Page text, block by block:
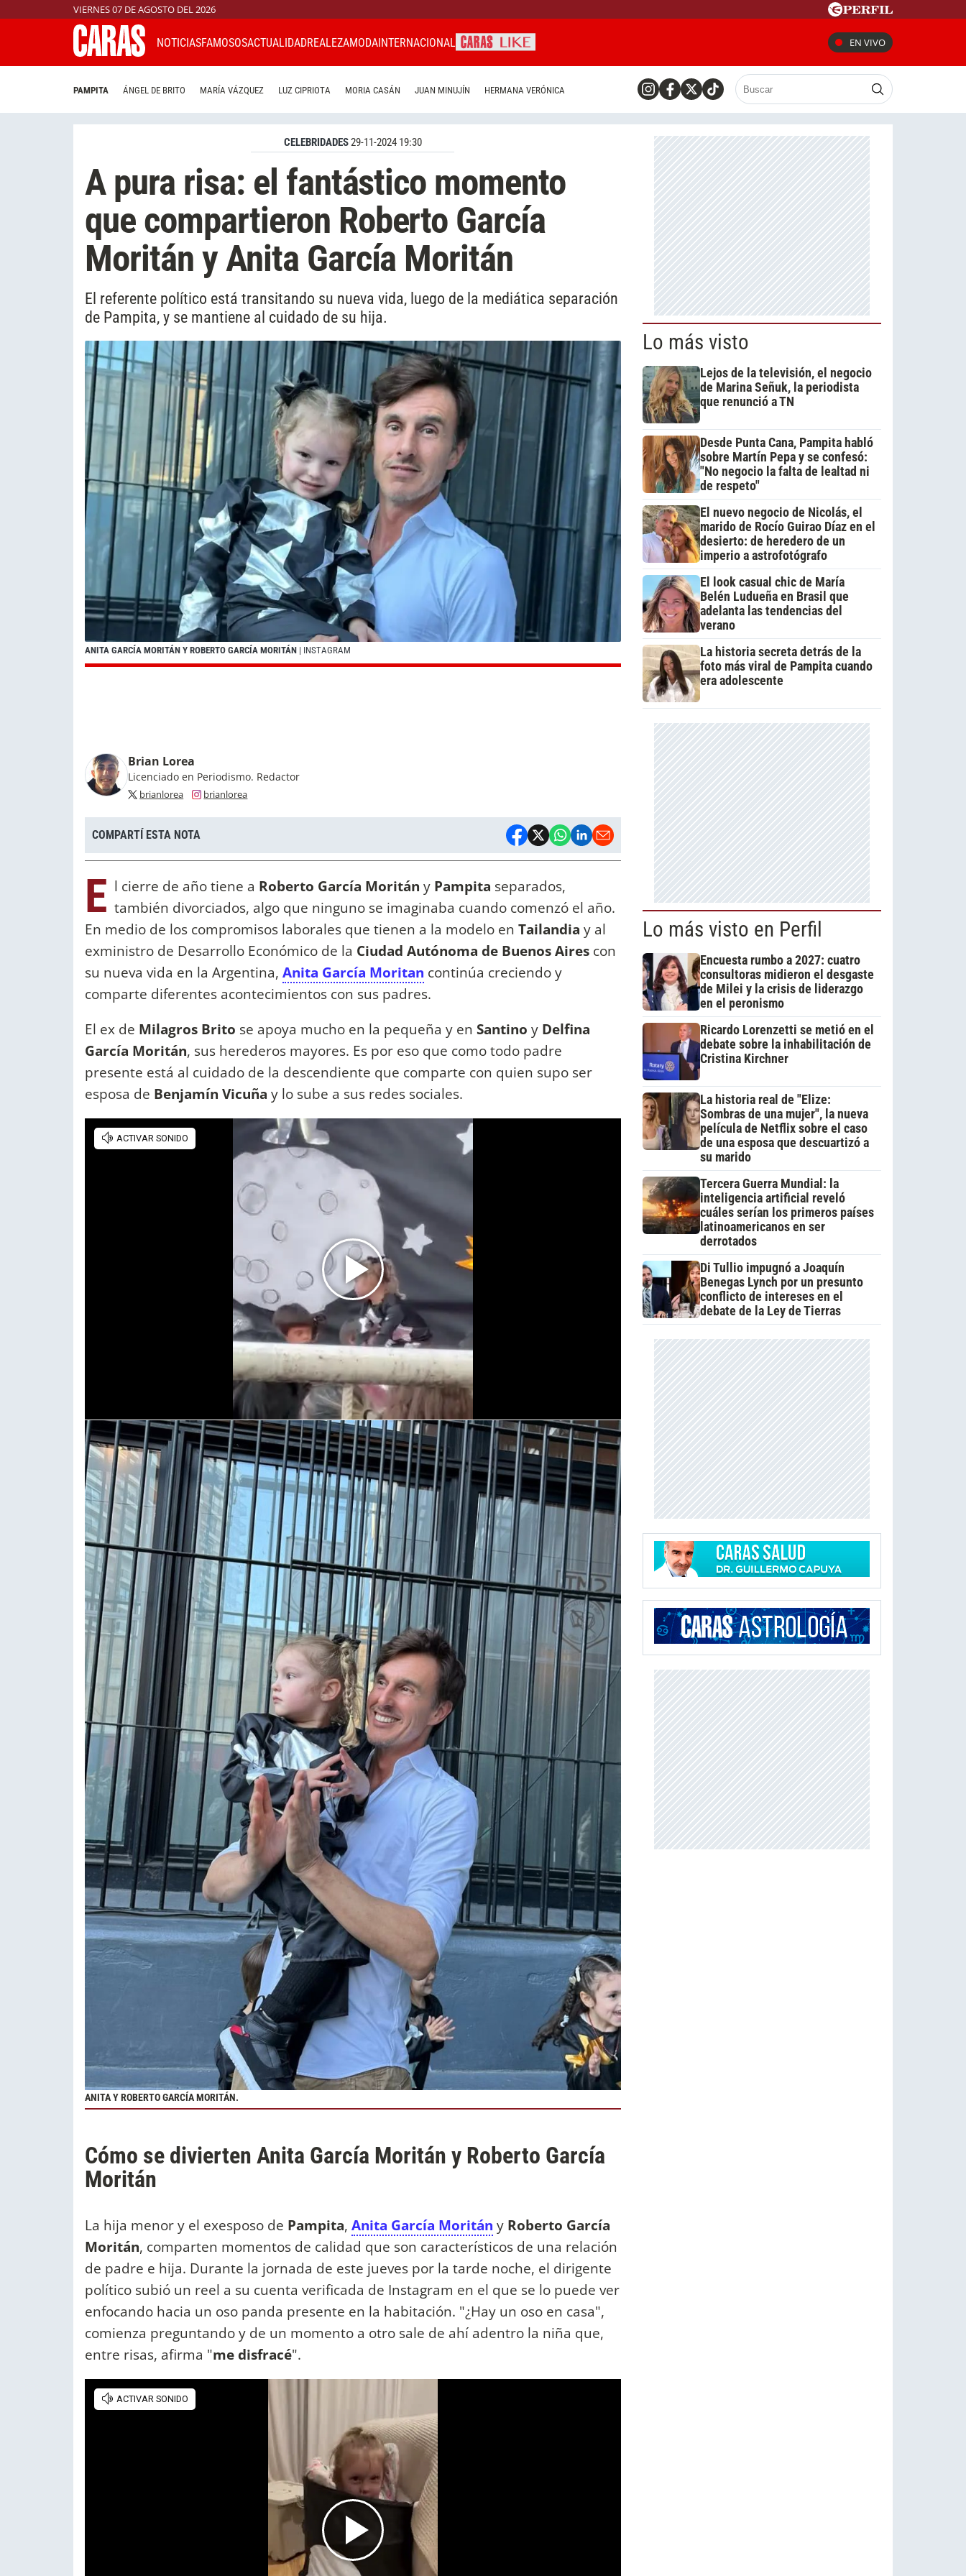
VIERNES 07 DE AGOSTO DEL 2026
NOTICIASFAMOSOSACTUALIDADREALEZAMODAINTERNACIONAL EN VIVO
PAMPITA ÁNGEL DE BRITO MARÍA VÁZQUEZ LUZ CIPRIOTA MORIA CASÁN JUAN MINUJÍN HERMANA VERÓNICA
CELEBRIDADES29-11-2024 19:30
A pura risa: el fantástico momento
que compartieron Roberto García
Moritán y Anita García Moritán
El referente político está transitando su nueva vida, luego de la mediática separación
de Pampita, y se mantiene al cuidado de su hija.
ANITA GARCÍA MORITÁN Y ROBERTO GARCÍA MORITÁN | INSTAGRAM
Brian Lorea
Licenciado en Periodismo. Redactor
brianlorea brianlorea
COMPARTÍ ESTA NOTA
E l cierre de año tiene a Roberto García Moritán y Pampita separados,
también divorciados, algo que ninguno se imaginaba cuando comenzó el año.
En medio de los compromisos laborales que tienen a la modelo en Tailandia y al
exministro de Desarrollo Económico de la Ciudad Autónoma de Buenos Aires con
su nueva vida en la Argentina, Anita García Moritan continúa creciendo y
comparte diferentes acontecimientos con sus padres.
El ex de Milagros Brito se apoya mucho en la pequeña y en Santino y Delfina
García Moritán, sus herederos mayores. Es por eso que como todo padre
presente está al cuidado de la descendiente que comparte con quien supo ser
esposa de Benjamín Vicuña y lo sube a sus redes sociales.
ANITA Y ROBERTO GARCÍA MORITÁN.
Cómo se divierten Anita García Moritán y Roberto García
Moritán
La hija menor y el exesposo de Pampita, Anita García Moritán y Roberto García
Moritán, comparten momentos de calidad que son característicos de una relación
de padre e hija. Durante la jornada de este jueves por la tarde noche, el dirigente
político subió un reel a su cuenta verificada de Instagram en el que se lo puede ver
enfocando hacia un oso panda presente en la habitación. "¿Hay un oso en casa",
comienza preguntando y de un momento a otro sale de ahí adentro la niña que,
entre risas, afirma "me disfracé".
Lo más visto
Lejos de la televisión, el negocio
de Marina Señuk, la periodista
que renunció a TN
Desde Punta Cana, Pampita habló
sobre Martín Pepa y se confesó:
"No negocio la falta de lealtad ni
de respeto"
El nuevo negocio de Nicolás, el
marido de Rocío Guirao Díaz en el
desierto: de heredero de un
imperio a astrofotógrafo
El look casual chic de María
Belén Ludueña en Brasil que
adelanta las tendencias del
verano
La historia secreta detrás de la
foto más viral de Pampita cuando
era adolescente
Lo más visto en Perfil
Encuesta rumbo a 2027: cuatro
consultoras midieron el desgaste
de Milei y la crisis de liderazgo
en el peronismo
Ricardo Lorenzetti se metió en el
debate sobre la inhabilitación de
Cristina Kirchner
La historia real de "Elize:
Sombras de una mujer", la nueva
película de Netflix sobre el caso
de una esposa que descuartizó a
su marido
Tercera Guerra Mundial: la
inteligencia artificial reveló
cuáles serían los primeros países
latinoamericanos en ser
derrotados
Di Tullio impugnó a Joaquín
Benegas Lynch por un presunto
conflicto de intereses en el
debate de la Ley de Tierras